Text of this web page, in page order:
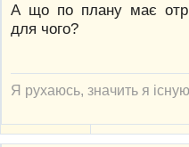
А що по плану має
для чого?
Я рухаюсь, значить я